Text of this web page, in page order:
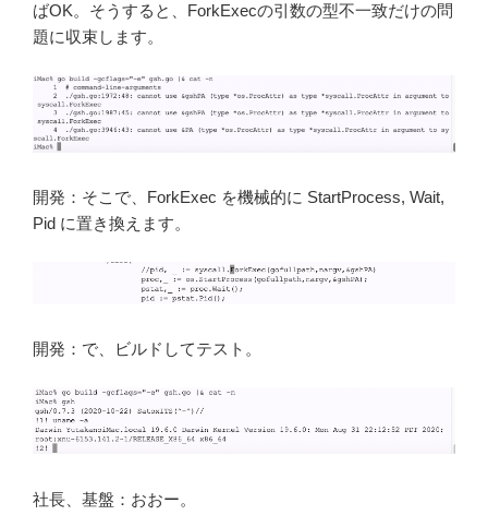
ばOK。そうすると、ForkExecの引数の型不一致だけの問
題に収束します。
開発：そこで、ForkExec を機械的に StartProcess, Wait,
Pid に置き換えます。
開発：で、ビルドしてテスト。
社長、基盤：おおー。